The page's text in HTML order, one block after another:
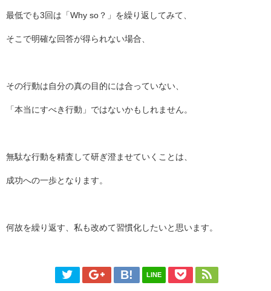
最低でも3回は「Why so？」を繰り返してみて、
そこで明確な回答が得られない場合、
その行動は自分の真の目的には合っていない、
「本当にすべき行動」ではないかもしれません。
無駄な行動を精査して研ぎ澄ませていくことは、
成功への一歩となります。
何故を繰り返す、私も改めて習慣化したいと思います。
LINE